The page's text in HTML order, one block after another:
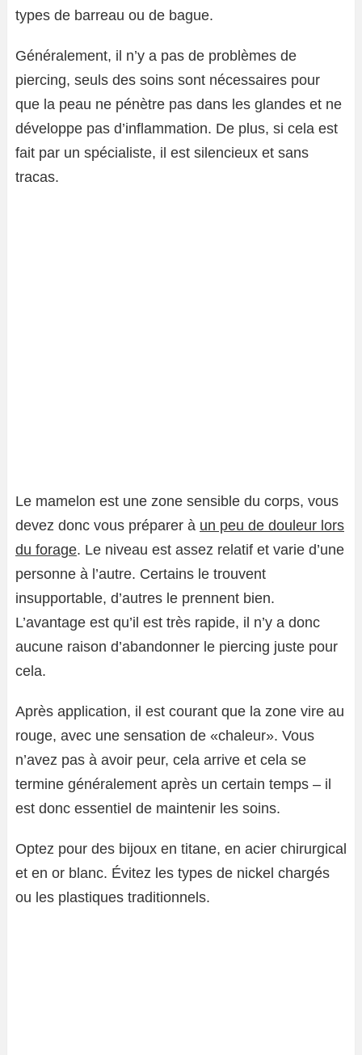
types de barreau ou de bague.
Généralement, il n’y a pas de problèmes de
piercing, seuls des soins sont nécessaires pour
que la peau ne pénètre pas dans les glandes et ne
développe pas d’inflammation. De plus, si cela est
fait par un spécialiste, il est silencieux et sans
tracas.
Le mamelon est une zone sensible du corps, vous
devez donc vous préparer à un peu de douleur lors
du forage. Le niveau est assez relatif et varie d’une
personne à l’autre. Certains le trouvent
insupportable, d’autres le prennent bien.
L’avantage est qu’il est très rapide, il n’y a donc
aucune raison d’abandonner le piercing juste pour
cela.
Après application, il est courant que la zone vire au
rouge, avec une sensation de «chaleur». Vous
n’avez pas à avoir peur, cela arrive et cela se
termine généralement après un certain temps – il
est donc essentiel de maintenir les soins.
Optez pour des bijoux en titane, en acier chirurgical
et en or blanc. Évitez les types de nickel chargés
ou les plastiques traditionnels.